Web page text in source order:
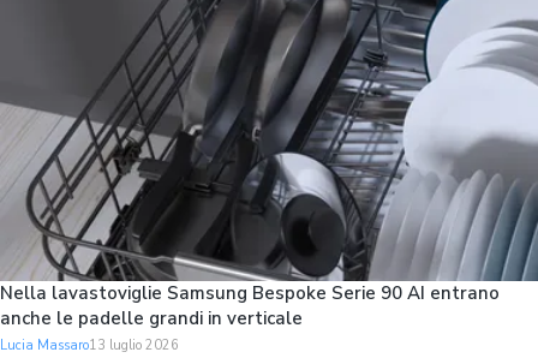
Nella lavastoviglie Samsung Bespoke Serie 90 AI entrano
anche le padelle grandi in verticale
Lucia Massaro13 luglio 2026